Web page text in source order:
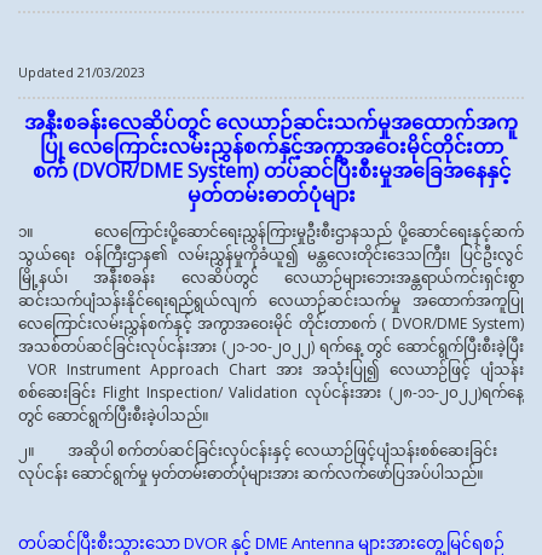
Updated 21/03/2023
အနီးစခန်းလေဆိပ်တွင် လေယာဉ်ဆင်းသက်မှုအထောက်အကူ
ပြု လေကြောင်းလမ်းညွှန်စက်နှင့်အကွာအဝေးမိုင်တိုင်းတာ
စက်(DVOR/DME System) တပ်ဆင်ပြီးစီးမှုအခြေအနေနှင့်
မှတ်တမ်းဓာတ်ပုံများ
၁။ လေကြောင်းပို့ဆောင်ရေးညွှန်ကြားမှုဦးစီးဌာနသည် ပို့ဆောင်ရေးနှင့်ဆက်
သွယ်ရေး ဝန်ကြီးဌာန၏ လမ်းညွှန်မှုကိုခံယူ၍ မန္တလေးတိုင်းဒေသကြီး၊ ပြင်ဦးလွင်
မြို့နယ်၊ အနီးစခန်း လေဆိပ်တွင် လေယာဉ်များဘေးအန္တရာယ်ကင်းရှင်းစွာ
ဆင်းသက်ပျံသန်းနိုင်ရေးရည်ရွယ်လျက် လေယာဉ်ဆင်းသက်မှု အထောက်အကူပြု
လေကြောင်းလမ်းညွှန်စက်နှင့် အကွာအဝေးမိုင် တိုင်းတာစက် ( DVOR/DME System)
အသစ်တပ်ဆင်ခြင်းလုပ်ငန်းအား (၂၁-၁၀-၂၀၂၂) ရက်နေ့ တွင် ဆောင်ရွက်ပြီးစီးခဲ့ပြီး
VOR Instrument Approach Chart အား အသုံးပြု၍ လေယာဉ်ဖြင့် ပျံသန်း
စစ်ဆေးခြင်း Flight Inspection/ Validation လုပ်ငန်းအား (၂၈-၁၁-၂၀၂၂)ရက်နေ့
တွင် ဆောင်ရွက်ပြီးစီးခဲ့ပါသည်။
၂။ အဆိုပါ စက်တပ်ဆင်ခြင်းလုပ်ငန်းနှင့် လေယာဉ်ဖြင့်ပျံသန်းစစ်ဆေးခြင်း
လုပ်ငန်း ဆောင်ရွက်မှု မှတ်တမ်းဓာတ်ပုံများအား ဆက်လက်ဖော်ပြအပ်ပါသည်။
တပ်ဆင်ပြီးစီးသွားသော DVOR နှင့် DME Antenna များအားတွေ့မြင်ရစဉ်